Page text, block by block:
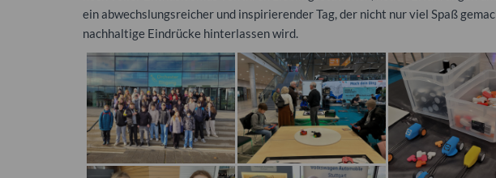
ein abwechslungsreicher und inspirierender Tag, der nicht nur viel Spaß
nachhaltige Eindrücke hinterlassen wird.